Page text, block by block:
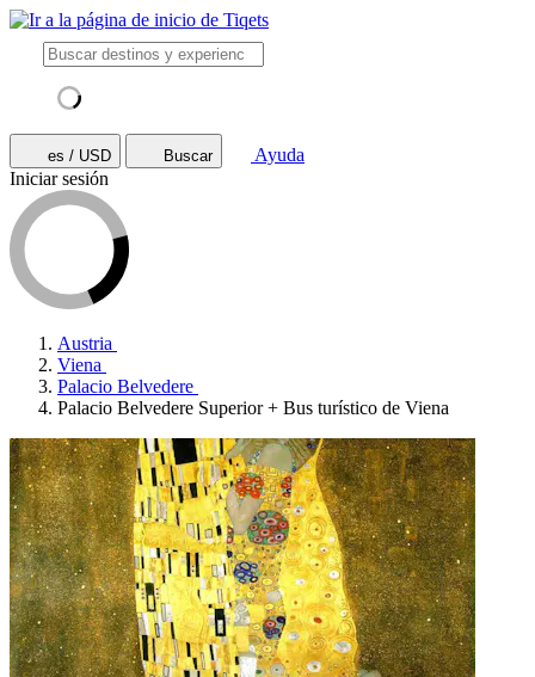
es / USD Buscar
Ayuda
Iniciar sesión
Austria
Viena
Palacio Belvedere
Palacio Belvedere Superior + Bus turístico de Viena